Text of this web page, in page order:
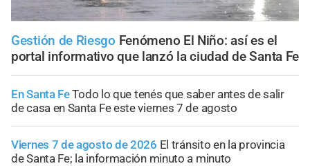
Gestión de Riesgo Fenómeno El Niño: así es el
portal informativo que lanzó la ciudad de Santa Fe
En Santa FeTodo lo que tenés que saber antes de salir
de casa en Santa Fe este viernes 7 de agosto
Viernes 7 de agosto de 2026 El tránsito en la provincia
de Santa Fe; la información minuto a minuto